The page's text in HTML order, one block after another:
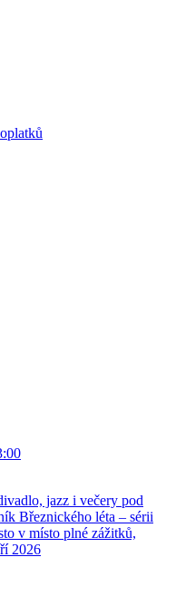
jazz i večery pod
Březnického léta – sérii
v místo plné zážitků,
2026